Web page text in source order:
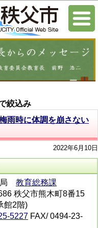
絞込み
雨時に体調を崩さない
2022年6月10日
局 教育総務課
秩父市熊木町8番15
館2階)
5227 FAX/ 0494-23-